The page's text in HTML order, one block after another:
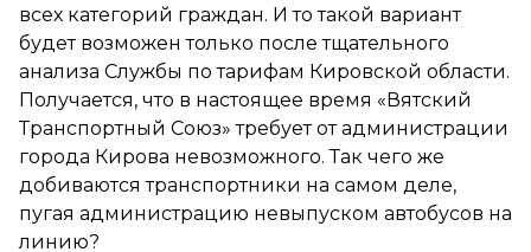
всех категорий граждан. И то такой вариант
будет возможен только после тщательного
анализа Службы по тарифам Кировской области.
Получается, что в настоящее время «Вятский
Транспортный Союз» требует от администрации
города Кирова невозможного. Так чего же
добиваются транспортники на самом деле,
пугая администрацию невыпуском автобусов на
линию?